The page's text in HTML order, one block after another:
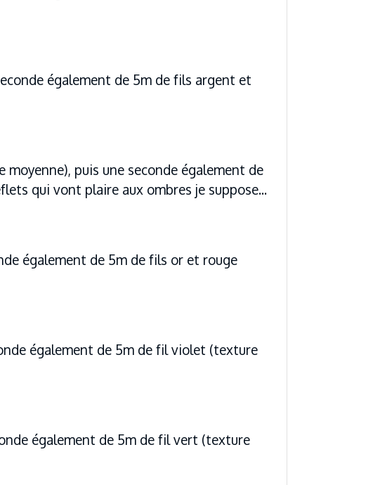
également de 5m de fils argent et
puis une seconde également de
qui vont plaire aux ombres je suppose...
également de 5m de fils or et rouge
également de 5m de fil violet (texture
également de 5m de fil vert (texture